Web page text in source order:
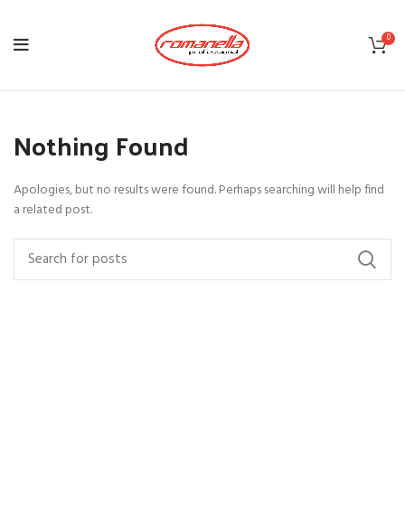
0
Nothing Found
Apologies, but no results were found. Perhaps searching will help find
a related post.